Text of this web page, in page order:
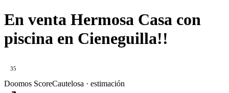
En venta Hermosa Casa con
piscina en Cieneguilla!!
35
Doomos ScoreCautelosa · estimación